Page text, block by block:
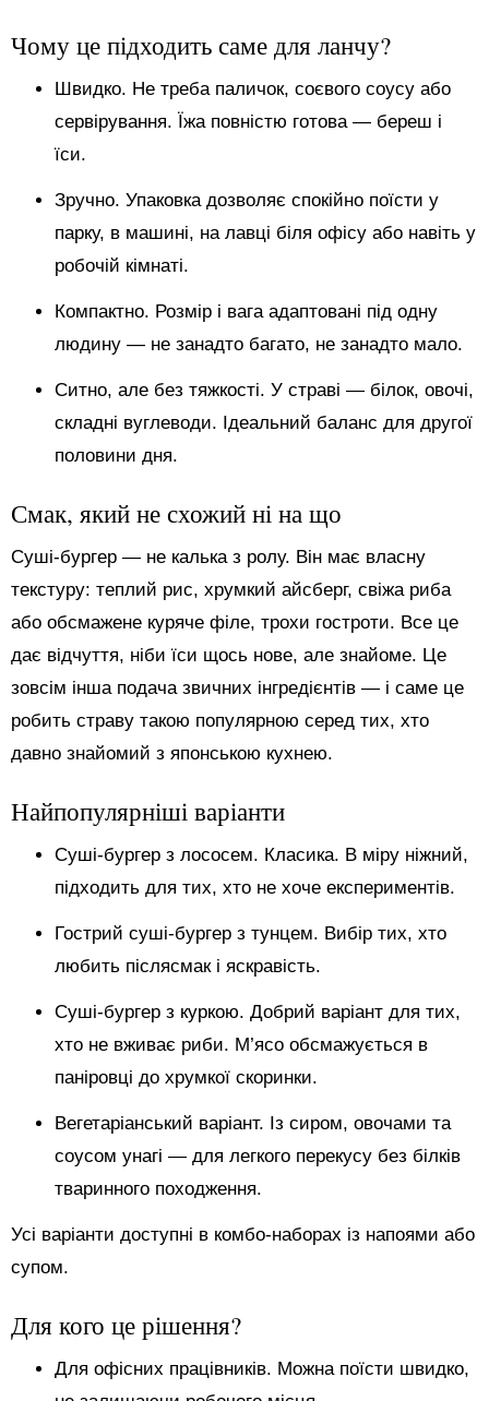
Чому це підходить саме для ланчу?
Швидко. Не треба паличок, соєвого соусу або
сервірування. Їжа повністю готова — береш і
їси.
Зручно. Упаковка дозволяє спокійно поїсти у
парку, в машині, на лавці біля офісу або навіть у
робочій кімнаті.
Компактно. Розмір і вага адаптовані під одну
людину — не занадто багато, не занадто мало.
Ситно, але без тяжкості. У страві — білок, овочі,
складні вуглеводи. Ідеальний баланс для другої
половини дня.
Смак, який не схожий ні на що
Суші-бургер — не калька з ролу. Він має власну
текстуру: теплий рис, хрумкий айсберг, свіжа риба
або обсмажене куряче філе, трохи гостроти. Все це
дає відчуття, ніби їси щось нове, але знайоме. Це
зовсім інша подача звичних інгредієнтів — і саме це
робить страву такою популярною серед тих, хто
давно знайомий з японською кухнею.
Найпопулярніші варіанти
Суші-бургер з лососем. Класика. В міру ніжний,
підходить для тих, хто не хоче експериментів.
Гострий суші-бургер з тунцем. Вибір тих, хто
любить післясмак і яскравість.
Суші-бургер з куркою. Добрий варіант для тих,
хто не вживає риби. М’ясо обсмажується в
паніровці до хрумкої скоринки.
Вегетаріанський варіант. Із сиром, овочами та
соусом унагі — для легкого перекусу без білків
тваринного походження.
Усі варіанти доступні в комбо-наборах із напоями або
супом.
Для кого це рішення?
Для офісних працівників. Можна поїсти швидко,